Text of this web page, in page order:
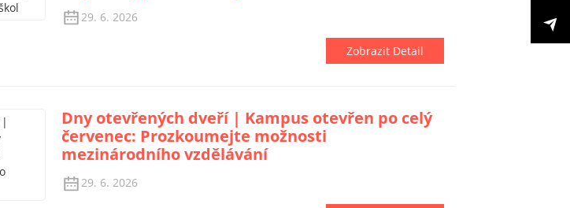
29. 6. 2026
Zobrazit Detail
Dny otevřených dveří | Kampus otevřen po celý
červenec: Prozkoumejte možnosti
mezinárodního vzdělávání
29. 6. 2026